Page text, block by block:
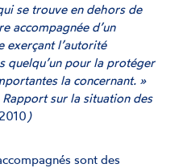
se trouve en dehors de
accompagnée d’un
exerçant l’autorité
quelqu’un pour la protéger
la concernant. »
Rapport sur la situation des
2010 )
sont des